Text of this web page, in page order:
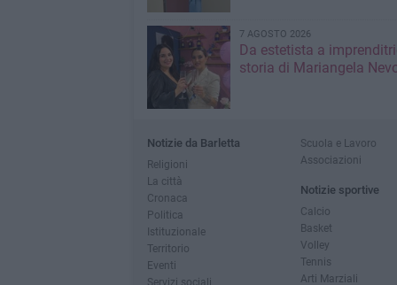
7 AGOSTO 2026
Da estetista a
storia di Mariangela
Notizie da Barletta
Religioni
La città
Cronaca
Politica
Istituzionale
Territorio
Eventi
Servizi sociali
Scuola e Lavoro
Associazioni
Notizie sportive
Calcio
Basket
Volley
Tennis
Arti Marziali